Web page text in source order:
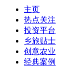
主页
热点关注
投资平台
乡旅贴士
创意农业
经典案例